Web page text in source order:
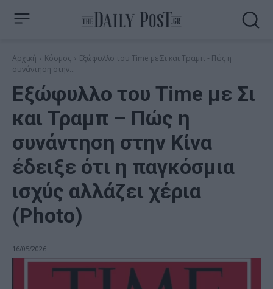
Αρχική Κόσμος
Εξώφυλλο του Time με Σι και Τραμπ - Πώς η
συνάντηση στην...
Εξώφυλλο του Time με Σι
και Τραμπ – Πώς η
συνάντηση στην Κίνα
έδειξε ότι η παγκόσμια
ισχύς αλλάζει χέρια
(Photo)
16/05/2026